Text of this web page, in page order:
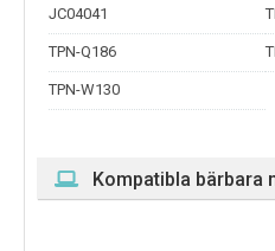
JC04041
TPN-Q186
TPN-W130
Kompatibla bärbara